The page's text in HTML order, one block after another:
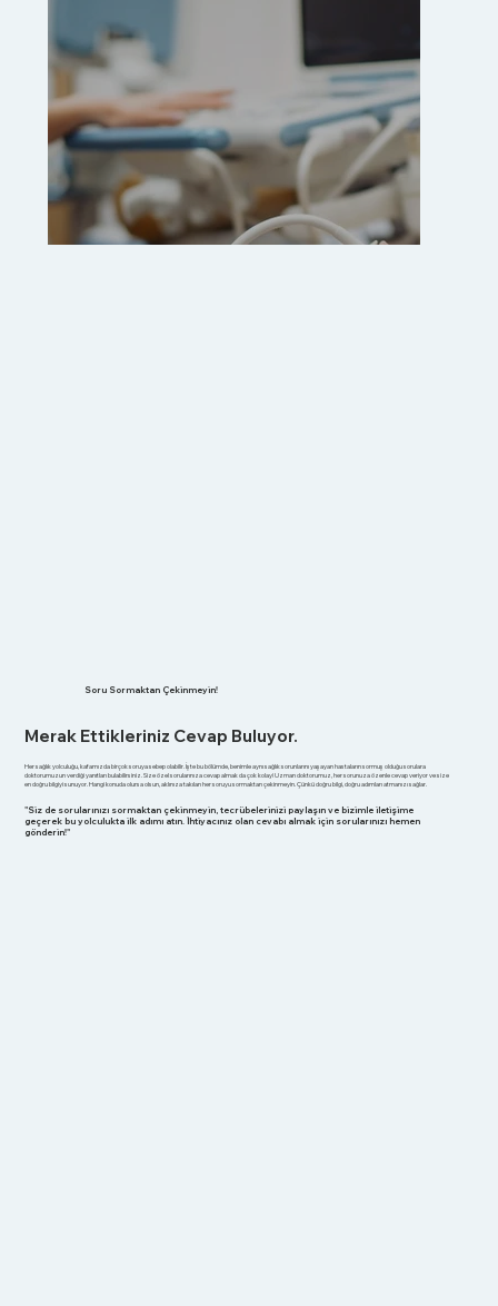
Soru Sormaktan Çekinmeyin!
Merak Ettikleriniz Cevap Buluyor.
Her sağlık yolculuğu, kafamızda birçok soruya sebep olabilir. İşte bu bölümde, benimle aynı sağlık sorunlarını yaşayan hastaların sormuş olduğu sorulara
doktorumuzun verdiği yanıtları bulabilirsiniz. Size özel sorularınıza cevap almak da çok kolay! Uzman doktorumuz, her sorunuza özenle cevap veriyor ve size
en doğru bilgiyi sunuyor. Hangi konuda olursa olsun, aklınıza takılan her soruyu sormaktan çekinmeyin. Çünkü doğru bilgi, doğru adımları atmanızı sağlar.
"Siz de sorularınızı sormaktan çekinmeyin, tecrübelerinizi paylaşın ve bizimle iletişime
geçerek bu yolculukta ilk adımı atın. İhtiyacınız olan cevabı almak için sorularınızı hemen
gönderin!"